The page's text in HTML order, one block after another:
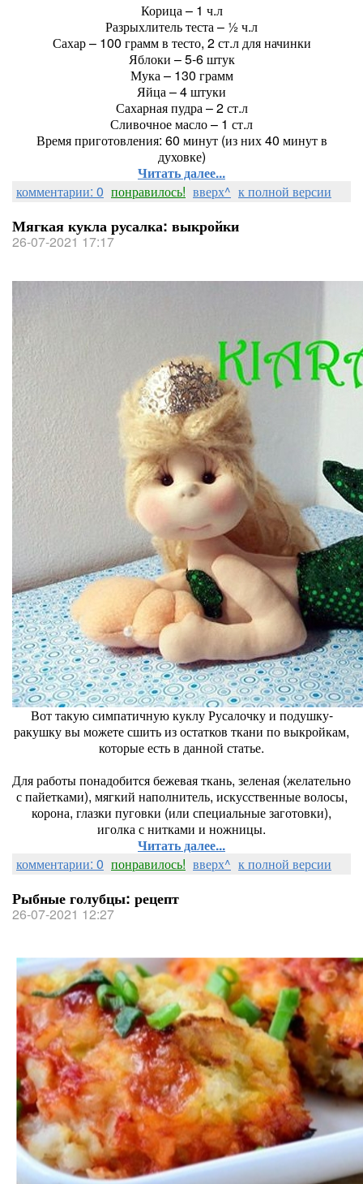
Корица – 1 ч.л
Разрыхлитель теста – ½ ч.л
Сахар – 100 грамм в тесто, 2 ст.л для начинки
Яблоки – 5-6 штук
Мука – 130 грамм
Яйца – 4 штуки
Сахарная пудра – 2 ст.л
Сливочное масло – 1 ст.л
Время приготовления: 60 минут (из них 40 минут в
духовке)
Читать далее...
комментарии: 0 понравилось! вверх^ к полной версии
Мягкая кукла русалка: выкройки
26-07-2021 17:17
Вот такую симпатичную куклу Русалочку и подушку-
ракушку вы можете сшить из остатков ткани по выкройкам,
которые есть в данной статье.
Для работы понадобится бежевая ткань, зеленая (желательно
с пайетками), мягкий наполнитель, искусственные волосы,
корона, глазки пуговки (или специальные заготовки),
иголка с нитками и ножницы.
Читать далее...
комментарии: 0 понравилось! вверх^ к полной версии
Рыбные голубцы: рецепт
26-07-2021 12:27